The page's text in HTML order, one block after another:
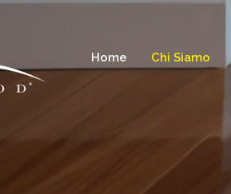
Home Chi Siamo